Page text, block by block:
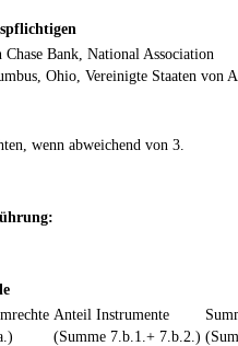
Chase Bank, National Association
Ohio, Vereinigte Staaten von
wenn abweichend von 3.
Anteil Instrumente
(Summe 7.b.1.+ 7.b.2.)